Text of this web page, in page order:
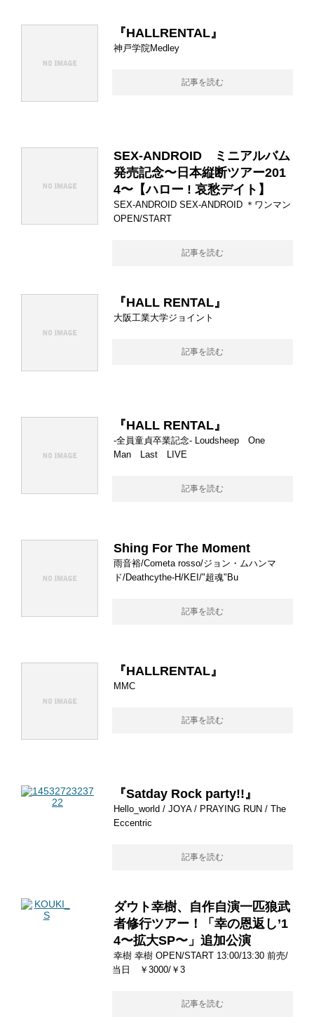
『HALLRENTAL』
神戸学院Medley
記事を読む
SEX-ANDROID ミニアルバム
発売記念〜日本縦断ツアー201
4〜【ハロー ! 哀愁デイト】
SEX-ANDROID SEX-ANDROID ＊ワンマン
OPEN/START
記事を読む
『HALL RENTAL』
大阪工業大学ジョイント
記事を読む
『HALL RENTAL』
-全員童貞卒業記念- Loudsheep One
Man Last LIVE
記事を読む
Shing For The Moment
雨音裕/Cometa rosso/ジョン・ムハンマ
ド/Deathcythe-H/KEI/"超魂"Bu
記事を読む
『HALLRENTAL』
MMC
記事を読む
『Satday Rock party!!』
Hello_world / JOYA / PRAYING RUN / The
Eccentric
記事を読む
ダウト幸樹、自作自演一匹狼武
者修行ツアー！「幸の恩返し’1
4〜拡大SP〜」追加公演
幸樹 幸樹 OPEN/START 13:00/13:30 前売/
当日 ￥3000/￥3
記事を読む